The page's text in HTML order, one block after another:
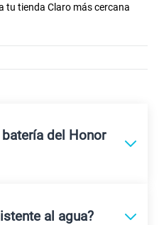
tu tienda Claro más cercana
del Honor
al agua?